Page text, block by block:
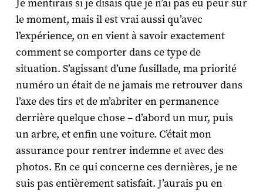
Je mentirais si je disais que je n’ai pas eu peur sur
le moment, mais il est vrai aussi qu’avec
l’expérience, on en vient à savoir exactement
comment se comporter dans ce type de
situation. S’agissant d’une fusillade, ma priorité
numéro un était de ne jamais me retrouver dans
l’axe des tirs et de m’abriter en permanence
derrière quelque chose – d’abord un mur, puis
un arbre, et enfin une voiture. C’était mon
assurance pour rentrer indemne et avec des
photos. En ce qui concerne ces dernières, je ne
suis pas entièrement satisfait. J’aurais pu en